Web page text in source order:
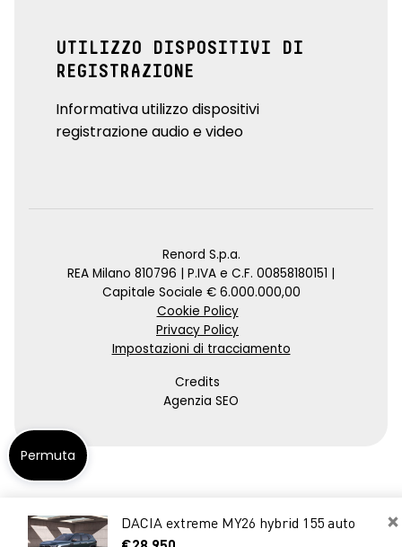
×
DACIA extreme MY26 hybrid 155 auto
UTILIZZO DISPOSITIVI DI
REGISTRAZIONE
Informativa utilizzo dispositivi
registrazione audio e video
Renord S.p.a.
REA Milano 810796 | P.IVA e C.F. 00858180151 |
Capitale Sociale € 6.000.000,00
Cookie Policy
Privacy Policy
Impostazioni di tracciamento
Credits
Agenzia SEO
Permuta